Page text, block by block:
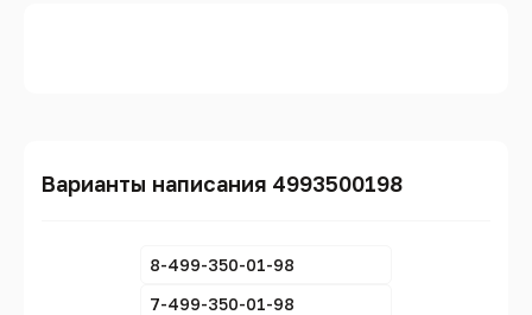
Варианты написания 4993500198
8-499-350-01-98
7-499-350-01-98